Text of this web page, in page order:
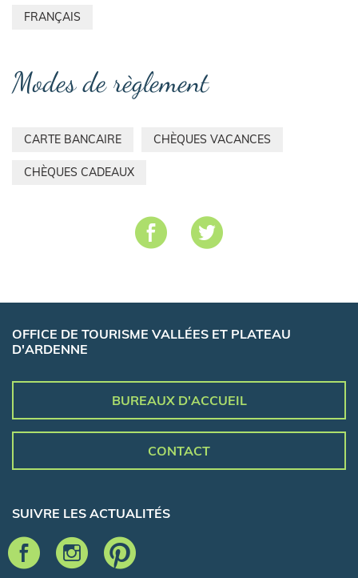
FRANÇAIS
Modes de règlement
CARTE BANCAIRE CHÈQUES VACANCES
CHÈQUES CADEAUX
OFFICE DE TOURISME VALLÉES ET PLATEAU
D'ARDENNE
BUREAUX D'ACCUEIL
CONTACT
SUIVRE LES ACTUALITÉS